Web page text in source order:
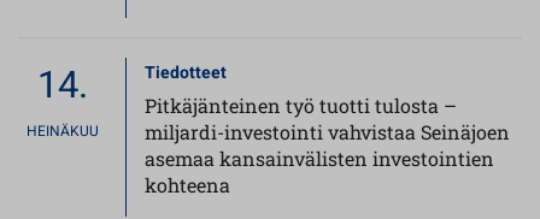
14.
HEINÄKUU
Tiedotteet
Pitkäjänteinen työ tuotti tulosta –
miljardi-investointi vahvistaa Seinäjoen
asemaa kansainvälisten investointien
kohteena